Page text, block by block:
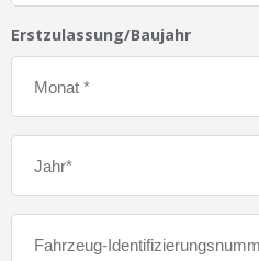
Erstzulassung/Baujahr